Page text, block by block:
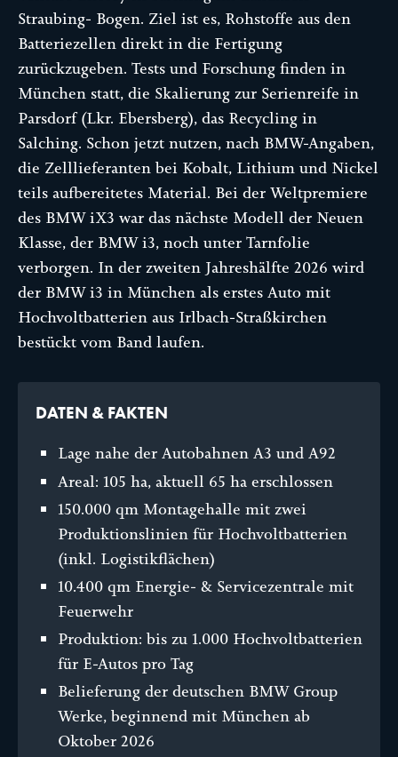
Straubing- Bogen. Ziel ist es, Rohstoffe aus den
Batteriezellen direkt in die Fertigung
zurückzugeben. Tests und Forschung finden in
München statt, die Skalierung zur Serienreife in
Parsdorf (Lkr. Ebersberg), das Recycling in
Salching. Schon jetzt nutzen, nach BMW-Angaben,
die Zelllieferanten bei Kobalt, Lithium und Nickel
teils aufbereitetes Material. Bei der Weltpremiere
des BMW iX3 war das nächste Modell der Neuen
Klasse, der BMW i3, noch unter Tarnfolie
verborgen. In der zweiten Jahreshälfte 2026 wird
der BMW i3 in München als erstes Auto mit
Hochvoltbatterien aus Irlbach-Straßkirchen
bestückt vom Band laufen.
DATEN & FAKTEN
Lage nahe der Autobahnen A3 und A92
Areal: 105 ha, aktuell 65 ha erschlossen
150.000 qm Montagehalle mit zwei
Produktionslinien für Hochvoltbatterien
(inkl. Logistikflächen)
10.400 qm Energie- & Servicezentrale mit
Feuerwehr
Produktion: bis zu 1.000 Hochvoltbatterien
für E-Autos pro Tag
Belieferung der deutschen BMW Group
Werke, beginnend mit München ab
Oktober 2026